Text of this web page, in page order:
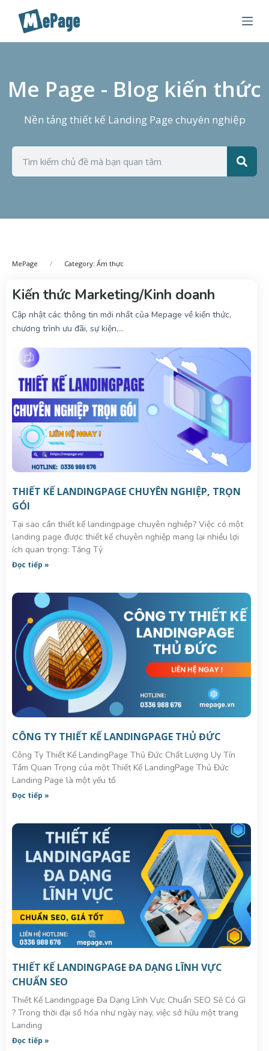
C
u
n
h
n
d
n
g
Me Page - Blog kiến thức
Nền tảng thiết kế Landing Page chuyên nghiệp
MePage Category: Ẩm thực
Kiến thức Marketing/Kinh doanh
Cập nhật các thông tin mới nhất của Mepage về kiến thức,
chương trình ưu đãi, sự kiện,…
THIẾT KẾ LANDINGPAGE CHUYÊN NGHIỆP, TRỌN
GÓI
Tại sao cần thiết kế landingpage chuyên nghiệp? Việc có một
landing page được thiết kế chuyên nghiệp mang lại nhiều lợi
ích quan trọng: Tăng Tỷ
Đọc tiếp »
CÔNG TY THIẾT KẾ LANDINGPAGE THỦ ĐỨC
Công Ty Thiết Kế LandingPage Thủ Đức Chất Lượng Uy Tín
Tầm Quan Trọng của một Thiết Kế LandingPage Thủ Đức
Landing Page là một yếu tố
Đọc tiếp »
THIẾT KẾ LANDINGPAGE ĐA DẠNG LĨNH VỰC
CHUẨN SEO
Thiết Kế Landingpage Đa Dạng Lĩnh Vực Chuẩn SEO Sẽ Có Gì
? Trong thời đại số hóa như ngày nay, việc sở hữu một trang
Landing
Đọc tiếp »